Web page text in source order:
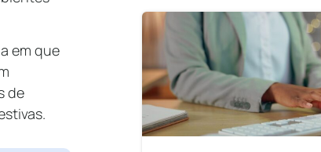
em que
de